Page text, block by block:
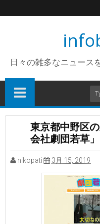
日々の雑多なニュース
東京都中野区
会社劇団若草
nikopati 3月 15, 2019